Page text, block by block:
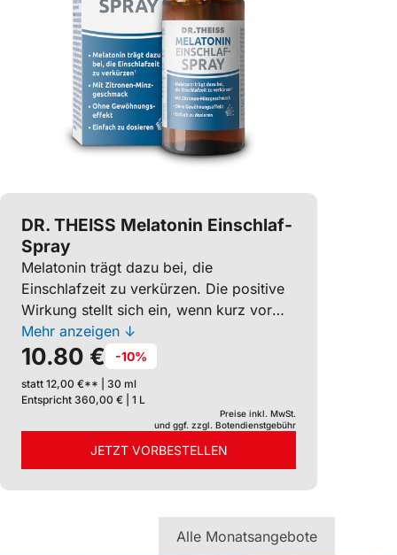
DR. THEISS Melatonin Einschlaf-
Spray
Melatonin trägt dazu bei, die
Einschlafzeit zu verkürzen. Die positive
Wirkung stellt sich ein, wenn kurz vor
dem Schlafengehen 1 mg Melatonin
zugeführt wird. Das leicht
anzuwendende Spray ist dank
Sprühkopf einfach zu dosieren. Vegan.
Minzgeschmack. Ohne
Gewöhnungseffekt.
Mehr anzeigen ↓
10.80 € -10%
statt 12,00 €** | 30 ml
Entspricht 360,00 € | 1 L
Preise inkl. MwSt.
und ggf. zzgl. Botendienstgebühr
JETZT VORBESTELLEN
Alle Monatsangebote